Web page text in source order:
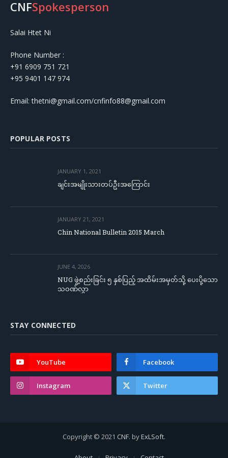
CNFSpokesperson
Salai Htet Ni
Phone Number :
+91 6909 751 721
+95 9401 147 974
Email: thetni@gmail.com/cnfinfo88@gmail.com
POPULAR POSTS
JANUARY 1, 2021
ချင်းအမျိုးသားတပ်ဦးအကြောင်း
JANUARY 21, 2021
Chin National Bulletin 2015 March
JUNE 4, 2026
NUG ဖွဲ့စည်းခြင်း ၅ နှစ်ပြည့် အထိမ်းအမှတ်သို့ ပေးပို့သော
သဝဏ်လွှာ
STAY CONNECTED
YouTube Facebook
Instagram Twitter
Copyright © 2021 CNF. byExLSoft.